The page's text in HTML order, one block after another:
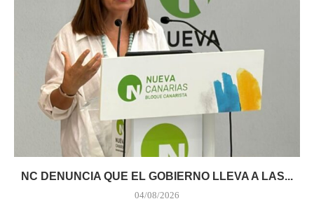
NC DENUNCIA QUE EL GOBIERNO LLEVA A LAS...
04/08/2026